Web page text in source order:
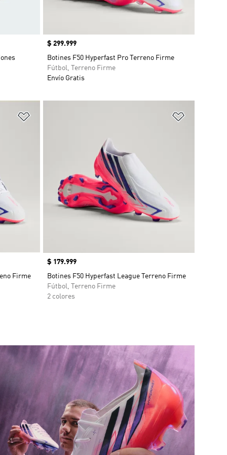
Precio
$ 299.999
Botines F50 Hyperfast Pro Terreno Firme
Fútbol, Terreno Firme
Envío Gratis
Firme
Precio
$ 179.999
Botines F50 Hyperfast League Terreno Firme
Fútbol, Terreno Firme
2 colores